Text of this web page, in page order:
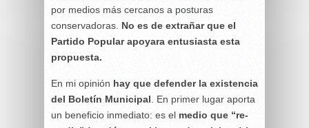
por medios más cercanos a posturas
conservadoras. No es de extrañar que el
Partido Popular apoyara entusiasta esta
propuesta.
En mi opinión hay que defender la existencia
del Boletín Municipal . En primer lugar aporta
un beneficio inmediato: es el medio que “re-